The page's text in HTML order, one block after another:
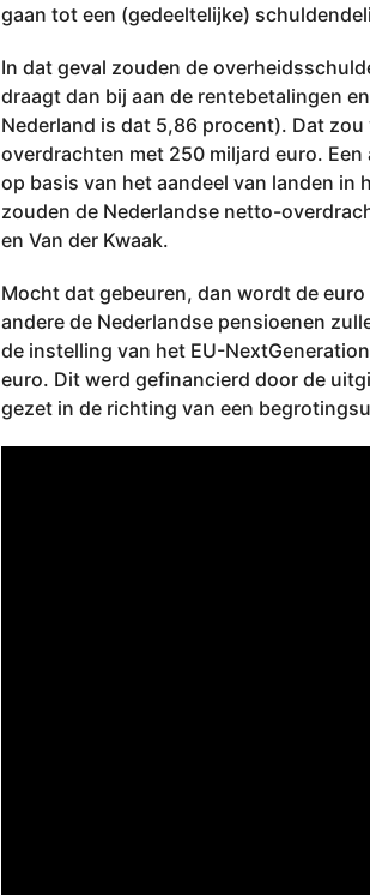
gaan tot een (gedeeltelijke)
In dat geval zouden de
draagt dan bij aan de rentebetalingen
Nederland is dat 5,86 procent). Dat
overdrachten met 250 miljard euro.
op basis van het aandeel van landen in
zouden de Nederlandse netto-
en Van der Kwaak.
Mocht dat gebeuren, dan wordt de
andere de Nederlandse pensioenen
de instelling van het EU-
euro. Dit werd gefinancierd door de
gezet in de richting van een